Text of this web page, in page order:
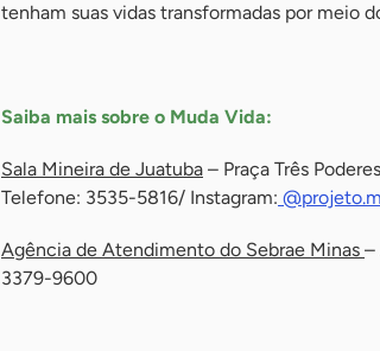
tenham suas vidas transformadas por meio
Saiba mais sobre o Muda Vida:
Sala Mineira de Juatuba – Praça Três
Telefone: 3535-5816/ Instagram:
Agência de Atendimento do Sebrae Minas –
3379-9600